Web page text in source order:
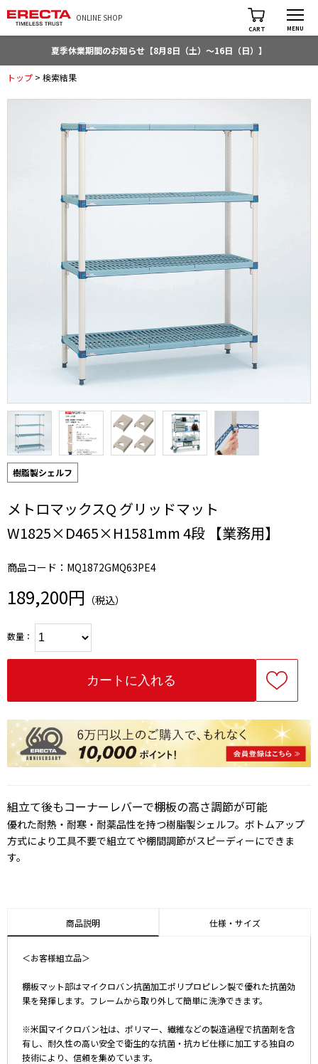
ONLINE SHOP
CART MENU
夏季休業期間のお知らせ【8月8日（土）～16日（日）】
トップ > 検索結果
樹脂製シェルフ
メトロマックスQ グリッドマット
W1825×D465×H1581mm 4段 【業務用】
商品コード：MQ1872GMQ63PE4
189,200円 （税込）
数量：
組立て後もコーナーレバーで棚板の高さ調節が可能
優れた耐熱・耐寒・耐薬品性を持つ樹脂製シェルフ。ボトムアップ
方式により工具不要で組立てや棚間調節がスピーディーにできま
す。
商品説明 仕様・サイズ
＜お客様組立品＞
棚板マット部はマイクロバン抗菌加工ポリプロピレン製で優れた抗菌効
果を発揮します。フレームから取り外して簡単に洗浄できます。
※米国マイクロバン社は、ポリマー、繊維などの製造過程で抗菌剤を含
有し、耐久性の高い安全で衛生的な抗菌・抗カビ仕様に加工する独自の
技術により、信頼を集めています。